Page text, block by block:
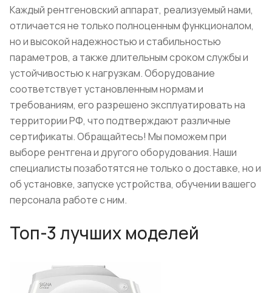
Каждый рентгеновский аппарат, реализуемый нами,
отличается не только полноценным функционалом,
но и высокой надежностью и стабильностью
параметров, а также длительным сроком службы и
устойчивостью к нагрузкам. Оборудование
соответствует установленным нормам и
требованиям, его разрешено эксплуатировать на
территории РФ, что подтверждают различные
сертификаты. Обращайтесь! Мы поможем при
выборе рентгена и другого оборудования. Наши
специалисты позаботятся не только о доставке, но и
об установке, запуске устройства, обучении вашего
персонала работе с ним.
Топ-3 лучших моделей